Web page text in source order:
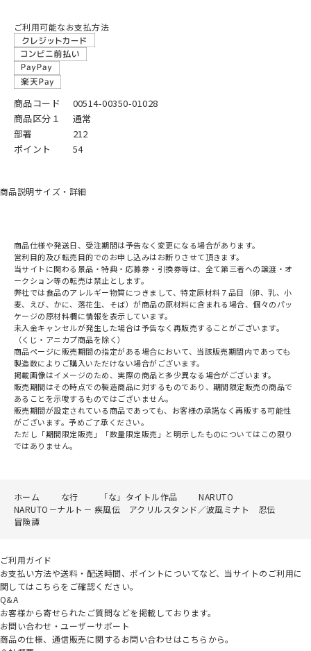
ご利用可能なお支払方法
商品コード
00514-00350-01028
商品区分１
通常
部署
212
ポイント
54
商品説明サイズ・詳細
商品仕様や発送日、受注期間は予告なく変更になる場合があります。
営利目的及び転売目的でのお申し込みはお断りさせて頂きます。
当サイトに関わる景品・特典・応募券・引換券等は、全て第三者への譲渡・オ
ークション等の転売は禁止とします。
弊社では食品のアレルギー物質につきまして、特定原材料７品目（卵、乳、小
麦、えび、かに、落花生、そば）が商品の原材料に含まれる場合、個々のパッ
ケージの原材料欄に情報を表示しています。
未入金キャンセルが発生した場合は予告なく再販売することがございます。
（くじ・アニカプ商品を除く）
商品ページに販売期間の指定がある場合において、当該販売期間内であっても
製造数によりご購入いただけない場合がございます。
掲載画像はイメージのため、実際の商品と多少異なる場合がございます。
販売期間はその時点での製造商品に対するものであり、期間限定販売の商品で
あることを示唆するものではございません。
販売期間が設定されている商品であっても、お客様の承諾なく再販する可能性
がございます。予めご了承ください。
ただし「期間限定販売」「数量限定販売」と明示したものについてはこの限り
ではありません。
ホーム な行 「な」タイトル作品
NARUTO
NARUTO－ナルト－ 疾風伝 アクリルスタンド／波風ミナト 忍伝
冒険譚
ご利用ガイド
お支払い方法や送料・配送時間、ポイントについてなど、当サイトのご利用に
関してはこちらをご確認ください。
Q&A
お客様から寄せられたご質問などを掲載しております。
お問い合わせ・ユーザーサポート
商品の仕様、通信販売に関するお問い合わせはこちらから。